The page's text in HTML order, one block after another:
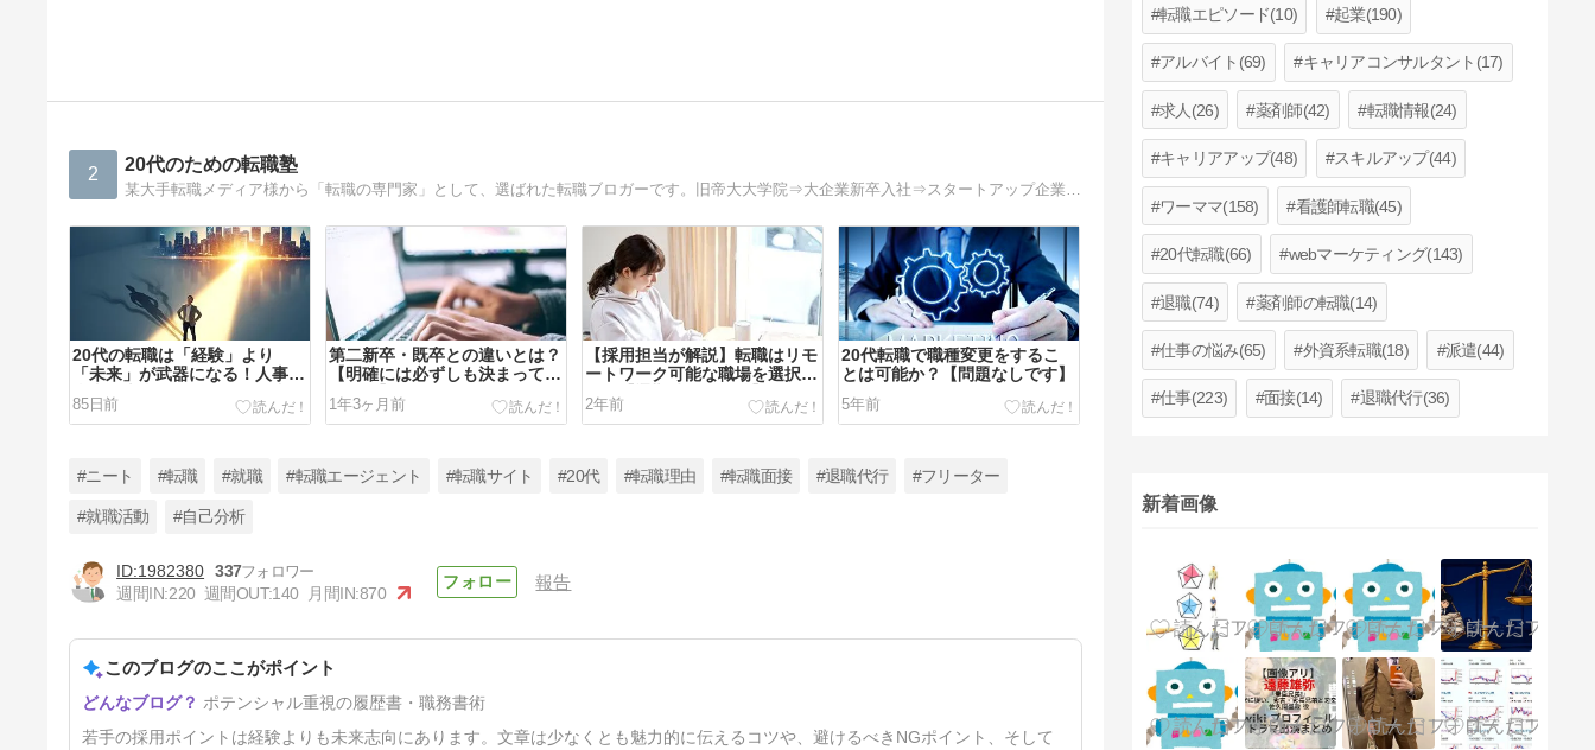
2 20代のための転職塾
20代の転職は「経験」より
「未来」が武器になる！人事担
当者が本当に知りたい履歴書・
職務経歴書の書き方
85日前
第二新卒・既卒との違いとは？
【明確には必ずしも決まってい
ません】
1年3ヶ月前
【採用担当が解説】転職はリモ
ートワーク可能な職場を選択し
よう【通勤時間は無駄】
2年前
20代転職で職種変更をするこ
とは可能か？【問題なしです】
5年前
#ニート #転職 #就職 #転職エージェント #転職サイト #20代 #転職理由 #転職面接 #退職代行 #フリーター
#就職活動 #自己分析
1982380 337
週間IN:220 週間OUT:140 月間IN:870
報告
このブログのここがポイント
ポテンシャル重視の履歴書・職務書術
若手の採用ポイントは経験よりも未来志向にあります。文章は少なくとも魅力的に伝えるコツや、避けるべきNGポイント、そして
転職エピソード(10) 起業(190)
アルバイト(69) キャリアコンサルタント(17)
求人(26) 薬剤師(42) 転職情報(24)
キャリアアップ(48) スキルアップ(44)
ワーママ(158) 看護師転職(45)
20代転職(66) webマーケティング(143)
退職(74) 薬剤師の転職(14)
仕事の悩み(65) 外資系転職(18) 派遣(44)
仕事(223) 面接(14) 退職代行(36)
新着画像